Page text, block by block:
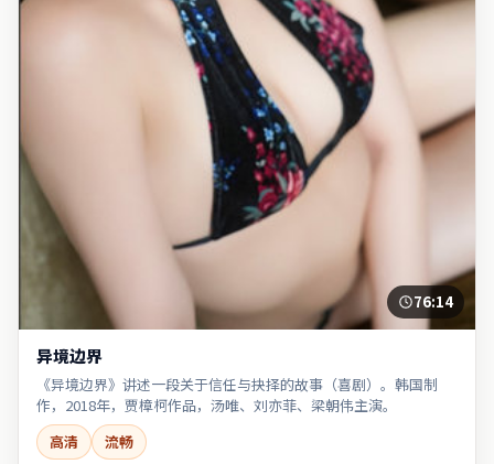
76:14
异境边界
《异境边界》讲述一段关于信任与抉择的故事（喜剧）。韩国制
作，2018年，贾樟柯作品，汤唯、刘亦菲、梁朝伟主演。
高清
流畅